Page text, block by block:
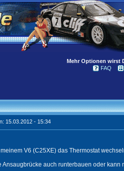
Mehr Optionen wirst
FAQ
15.03.2012 - 15:34
meinem V6 (C25XE) das Thermostat
Ansaugbrücke auch runterbauen oder